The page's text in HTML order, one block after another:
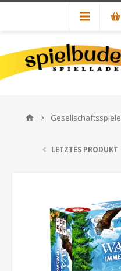
Gesellschaftsspiele
LETZTES PRODUKT